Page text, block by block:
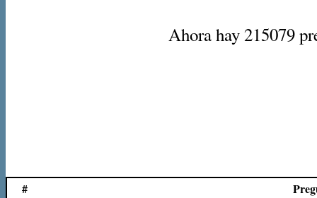
Ahora hay 215079
#